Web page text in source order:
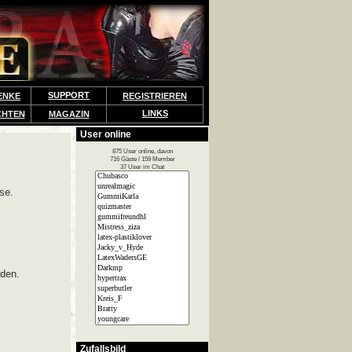
SUPPORT
REGISTRIEREN
MAGAZIN LINKS
User online
875 User online, davon
716 Gäste / 159 Member
37 User im Chat
Zufallsbild